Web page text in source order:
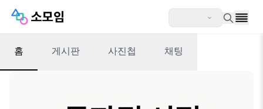
홈 게시판 사진첩 채팅